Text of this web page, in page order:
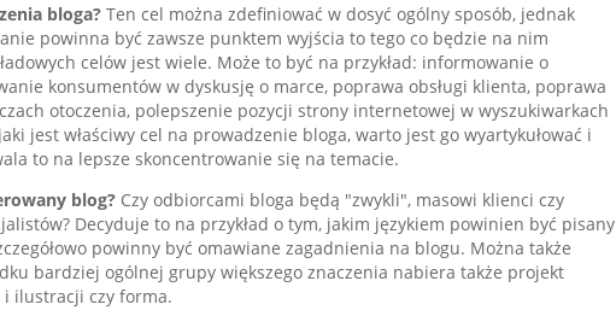
bloga?Ten cel można zdefiniować w dosyć ogólny sposób, jednak
powinna być zawsze punktem wyjścia to tego co będzie na nim
celów jest wiele. Może to być na przykład: informowanie o
konsumentów w dyskusję o marce, poprawa obsługi klienta, poprawa
otoczenia, polepszenie pozycji strony internetowej w wyszukiwarkach
jest właściwy cel na prowadzenie bloga, warto jest go wyartykułować i
to na lepsze skoncentrowanie się na temacie.
blog?Czy odbiorcami bloga będą "zwykli", masowi klienci czy
Decyduje to na przykład o tym, jakim językiem powinien być pisany
powinny być omawiane zagadnienia na blogu. Można także
bardziej ogólnej grupy większego znaczenia nabiera także projekt
i ilustracji czy forma.